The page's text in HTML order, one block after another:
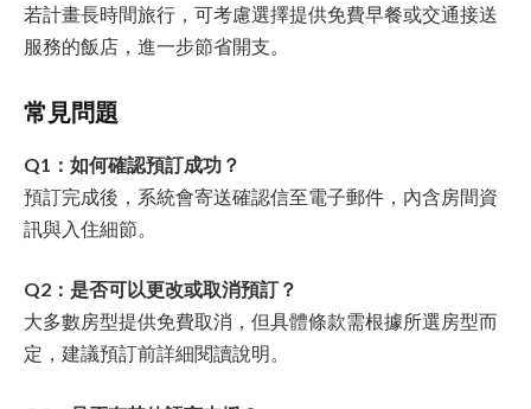
若計畫長時間旅行，可考慮選擇提供免費早餐或交通接送
服務的飯店，進一步節省開支。
常見問題
Q1：如何確認預訂成功？
預訂完成後，系統會寄送確認信至電子郵件，內含房間資
訊與入住細節。
Q2：是否可以更改或取消預訂？
大多數房型提供免費取消，但具體條款需根據所選房型而
定，建議預訂前詳細閱讀說明。